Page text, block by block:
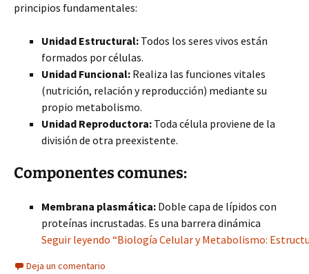
principios fundamentales:
Unidad Estructural: Todos los seres vivos están
formados por células.
Unidad Funcional: Realiza las funciones vitales
(nutrición, relación y reproducción) mediante su
propio metabolismo.
Unidad Reproductora: Toda célula proviene de la
división de otra preexistente.
Componentes comunes:
Membrana plasmática: Doble capa de lípidos con
proteínas incrustadas. Es una barrera dinámica
Seguir leyendo “Biología Celular y Metabolismo:
Deja un comentario